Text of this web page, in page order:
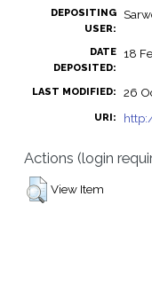
DEPOSITING
USER:
DATE
DEPOSITED:
18
LAST MODIFIED: 26
URI:
Actions (login
View Item